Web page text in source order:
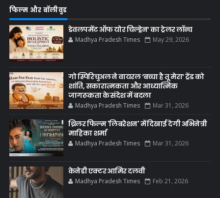
फिल्म और बॉलीवुड
डेवलपमेंट ऑफ योर चिल्ड्रेन’ का ट्रेलर लॉन्च
Madhya Pradesh Times May 29, 2026
गो स्पिरिचुअल ने वायरल ‘बच्चा है तू मेरा’ ट्रेंड को
शांति, सकारात्मकता और आध्यात्मिक
जागरूकता के संदेश में बदला
Madhya Pradesh Times Mar 31, 2026
थ्रिलर फिल्म 'लिबरेशन' में दिखाई देगी अभिनेत्री
माहिका शर्मा
Madhya Pradesh Times Mar 31, 2026
केनेडी एक्टर आमिर दलवी
Madhya Pradesh Times Feb 21, 2026